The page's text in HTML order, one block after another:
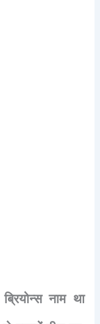
ब्रियोन्स नाम था